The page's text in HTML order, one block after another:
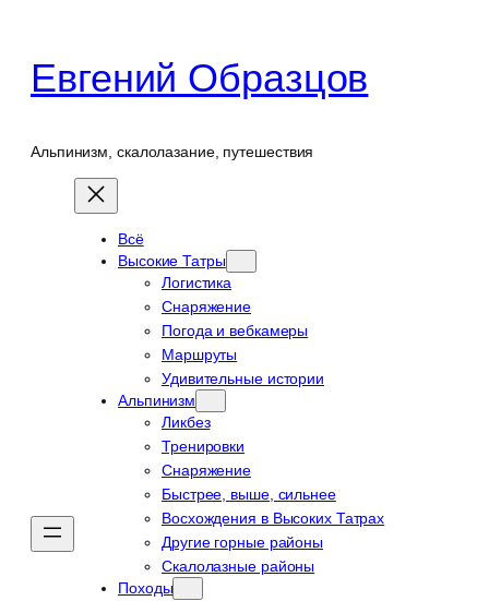
содержимому
Евгений Образцов
Альпинизм, скалолазание, путешествия
Всё
Высокие Татры
Логистика
Снаряжение
Погода и вебкамеры
Маршруты
Удивительные истории
Альпинизм
Ликбез
Тренировки
Снаряжение
Быстрее, выше, сильнее
Восхождения в Высоких Татрах
Другие горные районы
Скалолазные районы
Походы